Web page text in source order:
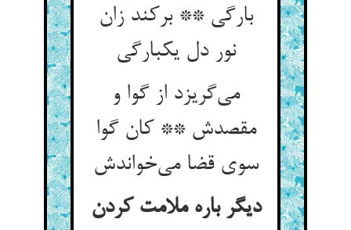
بارگی ** برکند زان
نور دل یکبارگی
می‌گریزد از گوا و
مقصدش ** کان گوا
سوی قضا می‌خواندش
دیگر باره ملامت کردن